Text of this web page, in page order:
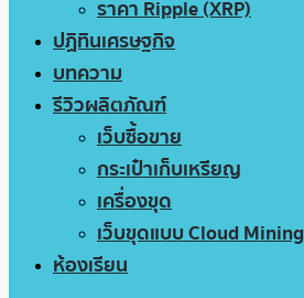
ราคา Ripple (XRP)
ปฏิทินเศรษฐกิจ
บทความ
รีวิวผลิตภัณฑ์
เว็บซื้อขาย
กระเป๋าเก็บเหรียญ
เครื่องขุด
เว็บขุดแบบ Cloud Mining
ห้องเรียน